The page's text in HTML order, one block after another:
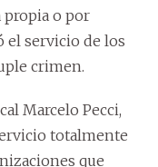
propia o por
el servicio de los
crimen.
Marcelo Pecci,
totalmente
que